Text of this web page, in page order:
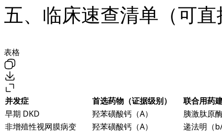
五、临床速查清单（可
表格
并发症 首选药物（证据级别）
联合用药
早期 DKD
羟苯磺酸钙（A）
胰激肽原
非增殖性视网膜病变
羟苯磺酸钙（A）
递法明（